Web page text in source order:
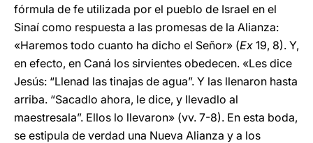
fórmula de fe utilizada por el pueblo de Israel en el
Sinaí como respuesta a las promesas de la Alianza:
«Haremos todo cuanto ha dicho el Señor» (Ex 19, 8). Y,
en efecto, en Caná los sirvientes obedecen. «Les dice
Jesús: “Llenad las tinajas de agua”. Y las llenaron hasta
arriba. “Sacadlo ahora, le dice, y llevadlo al
maestresala”. Ellos lo llevaron» (vv. 7-8). En esta boda,
se estipula de verdad una Nueva Alianza y a los